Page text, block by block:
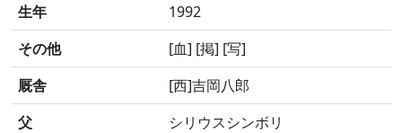
生年
1992
その他
[血] [掲] [写]
厩舎
[西]吉岡八郎
父
シリウスシンボリ